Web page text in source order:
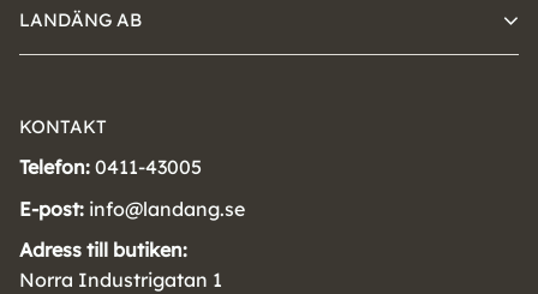
LANDÄNG AB
KONTAKT
Telefon: 0411-43005
E-post: info@landang.se
Adress till butiken:
Norra Industrigatan 1